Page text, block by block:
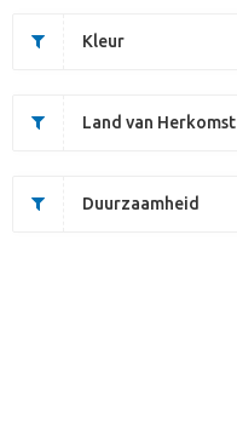
Kleur
Land van Herkomst
Duurzaamheid